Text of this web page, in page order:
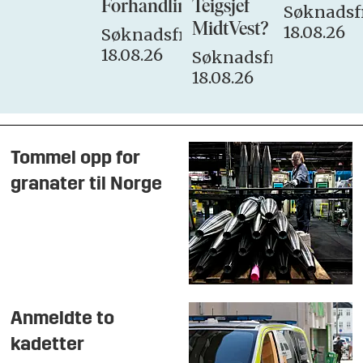
Forhandlingsutvalget
Søknadsfrist:
18.08.26
Teigsjef
MidtVest?
Søknadsfrist:
18.08.26
18.08.26
Tommel opp for
granater til Norge
Anmeldte to
kadetter